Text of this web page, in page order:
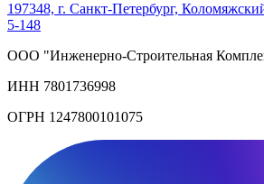
197348, г. Санкт-Петербург,
5-148
ООО "Инженерно-Строительная
ИНН 7801736998
ОГРН 1247800101075